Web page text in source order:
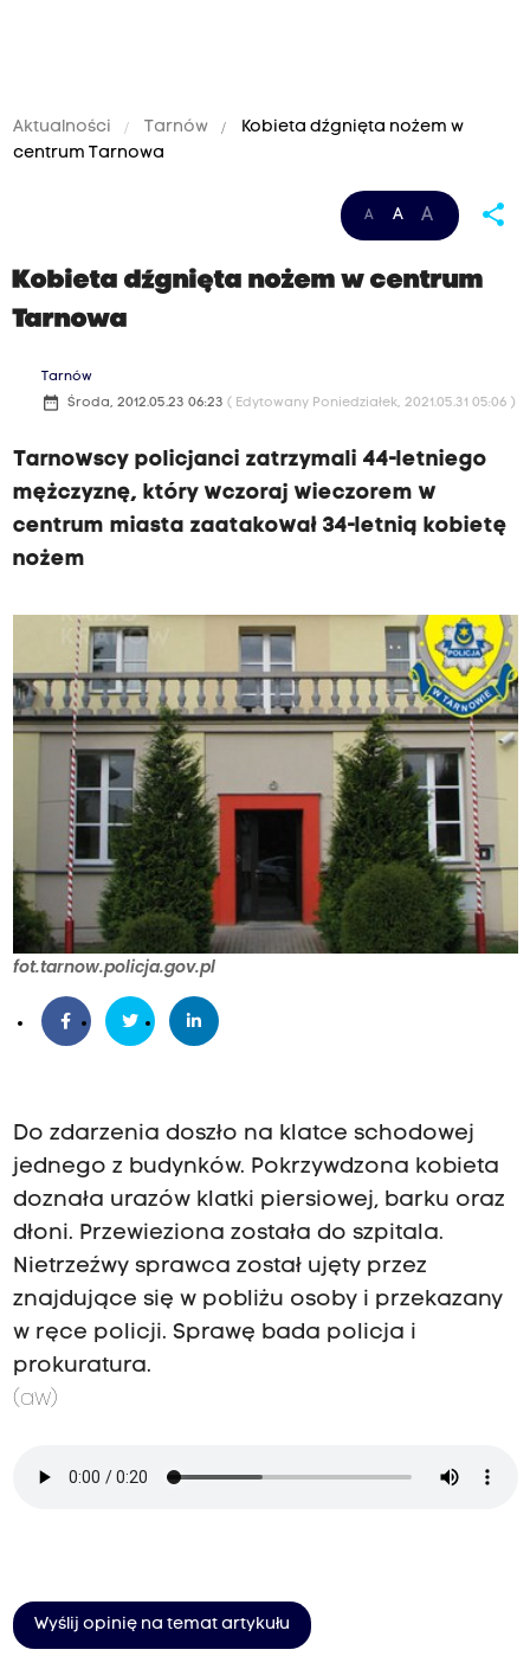
Aktualności Tarnów
Kobieta dźgnięta nożem w
centrum Tarnowa
A A A share
Kobieta dźgnięta nożem w centrum
Tarnowa
Tarnów
date_range Środa, 2012.05.23 06:23 ( Edytowany Poniedziałek, 2021.05.31 05:06 )
Tarnowscy policjanci zatrzymali 44-letniego
mężczyznę, który wczoraj wieczorem w
centrum miasta zaatakował 34-letnią kobietę
nożem
fot.tarnow.policja.gov.pl
Do zdarzenia doszło na klatce schodowej
jednego z budynków. Pokrzywdzona kobieta
doznała urazów klatki piersiowej, barku oraz
dłoni. Przewieziona została do szpitala.
Nietrzeźwy sprawca został ujęty przez
znajdujące się w pobliżu osoby i przekazany
w ręce policji. Sprawę bada policja i
prokuratura.
(aw)
Wyślij opinię na temat artykułu